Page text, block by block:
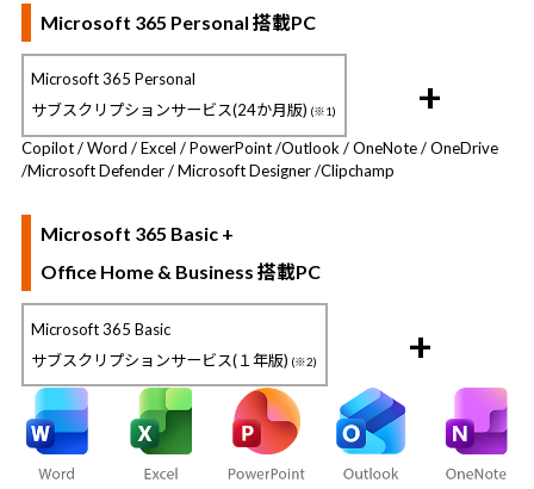
Microsoft 365 Personal 搭載PC
Microsoft 365 Personal
サブスクリプションサービス(24か月版) (※1) +
Copilot / Word / Excel / PowerPoint /Outlook / OneNote / OneDrive
/Microsoft Defender / Microsoft Designer /Clipchamp
Microsoft 365 Basic +
Office Home & Business 搭載PC
Microsoft 365 Basic
サブスクリプションサービス(１年版) (※2) +